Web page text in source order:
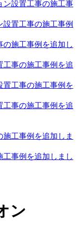
ン設置工事の施工事
設置工事の施工事例
施工事例を追加し
事の施工事例を追
置工事の施工事例を
工事の施工事例を追
工事例を追加しま
事例を追加しまし
ン